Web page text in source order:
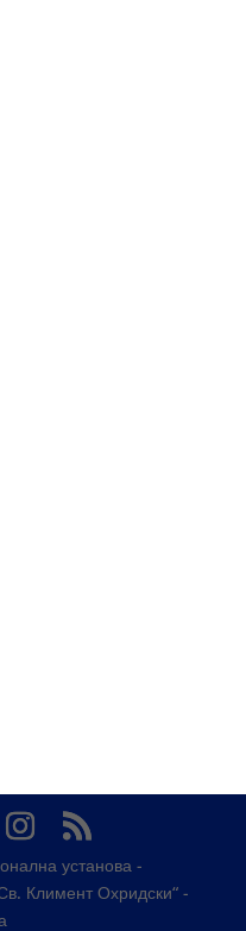
установа -
Климент Охридски“ -